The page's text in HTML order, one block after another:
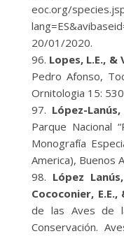
eoc.org/
20/01/2020.
Lopes, L.E., &
Pedro Afonso,
Ornitologia 15:
López-
Parque Nacional
Monografía
America), Buenos
López
Cococonier, E.E.,
de las Aves de
Conservación.